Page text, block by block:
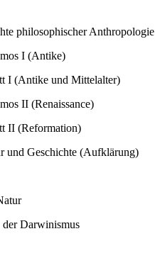
philosophischer Anthropologie
I (Antike)
I (Antike und Mittelalter)
II (Renaissance)
II (Reformation)
und Geschichte (Aufklärung)
Darwinismus